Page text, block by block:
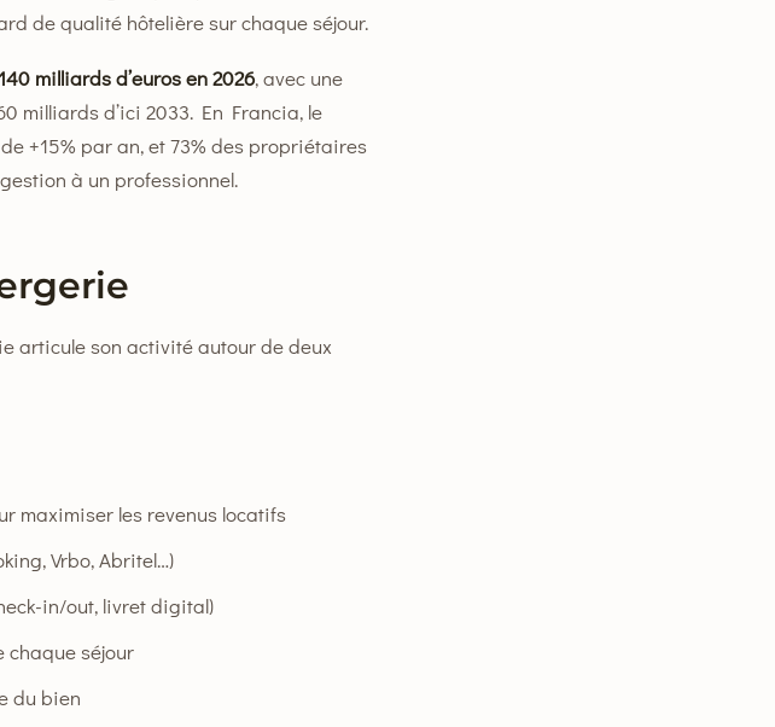
de qualité hôtelière sur chaque séjour.
milliards d’euros en 2026, avec une
milliards d’ici 2033. En Francia, le
+15% par an, et 73% des propriétaires
à un professionnel.
articule son activité autour de deux
maximiser les revenus locatifs
Vrbo, Abritel…)
in/out, livret digital)
séjour
du bien